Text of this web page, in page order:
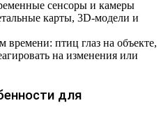
сенсоры и камеры
карты, 3D-модели и
птиц глаз на объекте,
на изменения или
для